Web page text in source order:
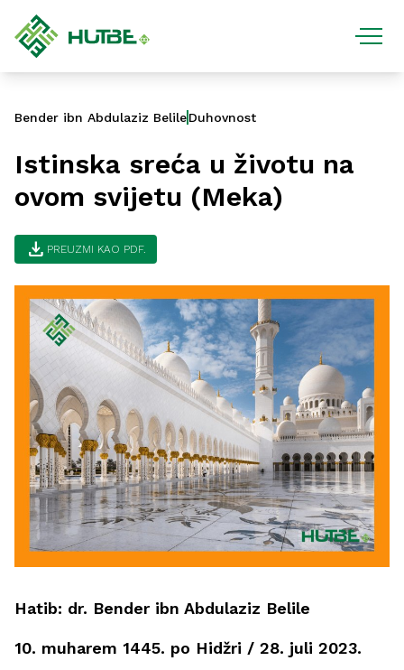
Bender ibn Abdulaziz BelileDuhovnost
Istinska sreća u životu na
ovom svijetu (Meka)
download PREUZMI KAO PDF.
Hatib: dr. Bender ibn Abdulaziz Belile
10. muharem 1445. po Hidžri / 28. juli 2023.